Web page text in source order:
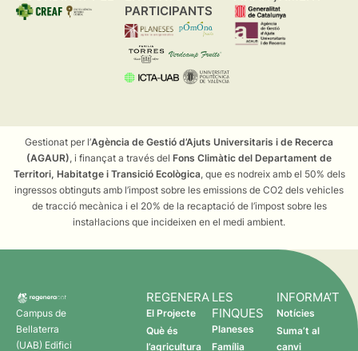
PARTICIPANTS
Gestionat per l’Agència de Gestió d’Ajuts Universitaris i de Recerca
(AGAUR) , i finançat a través del Fons Climàtic del Departament de
Territori, Habitatge i Transició Ecològica , que es nodreix amb el 50% dels
ingressos obtinguts amb l’impost sobre les emissions de CO2 dels vehicles
de tracció mecànica i el 20% de la recaptació de l’impost sobre les
instal·lacions que incideixen en el medi ambient.
Campus de
Bellaterra
(UAB) Edifici
REGENERA
El Projecte
Què és
l’agricultura
LES
FINQUES
Planeses
Família
INFORMA’T
Notícies
Suma’t al
canvi